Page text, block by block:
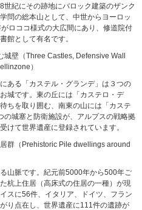
紀にその跡地にバロック建築のザンク
問の総本山として、中世からヨーロッ
ロココ様式の大広間にあり、修道院付
館として有名です。
壁（Three Castles, Defensive Wall
）
ある「カステル・グランデ」は３つの
城です。東の丘には「カステロ・デ
ちを取り囲む、南東の山には「カステ
の城塞と防衛施設が、アルプスの戦略拠
けて世界遺産に登録されています。
群（Prehistoric Pile dwellings around
山脈です。紀元前5000年から500年ご
杭上住居（高床式の住居の一種）が現
スに56件、イタリア、ドイツ、フラン
り点在し、世界遺産に111件の遺跡が